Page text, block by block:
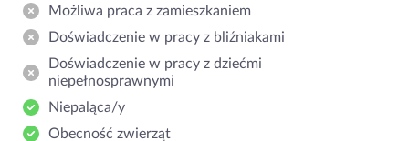
Możliwa praca z zamieszkaniem
Doświadczenie w pracy z bliźniakami
Doświadczenie w pracy z dziećmi
niepełnosprawnymi
Niepaląca/y
Obecność zwierząt